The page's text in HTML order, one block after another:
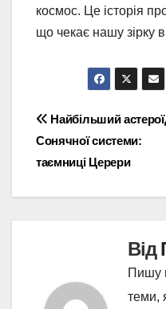
космос. Це історія
що чекає нашу зірку
Навігація
записів
Найбільший
Сонячної системи:
таємниці Церери
Від
Пишу
теми,